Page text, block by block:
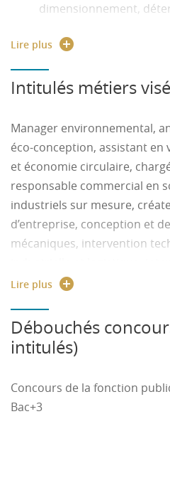
dimensionnement,
projet d’étude de
contraintes.
Réaliser :
définir les indicateurs
documents de suivi et
Exploiter : gérer le
système de production.
Des compétences
associées au
Ce parcours forme à la
environnementales et
cycle de vie du produit.
Lire plus
Intitulés métiers
Manager environnemental,
éco-conception, assistant en
et économie circulaire,
responsable commercial en
industriels sur mesure,
d’entreprise, conception et
mécaniques, intervention
méthodes et
Lire plus
Débouchés
intitulés)
Concours de la fonction
Bac+3